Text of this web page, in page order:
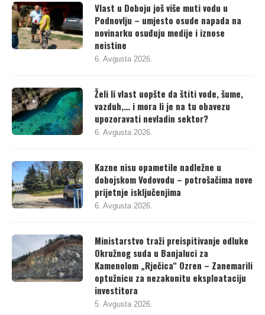
Vlast u Doboju još više muti vodu u
Podnovlju – umjesto osude napada na
novinarku osuđuju medije i iznose
neistine
6. Avgusta 2026.
Želi li vlast uopšte da štiti vode, šume,
vazduh,… i mora li je na tu obavezu
upozoravati nevladin sektor?
6. Avgusta 2026.
Kazne nisu opametile nadležne u
dobojskom Vodovodu – potrošačima nove
prijetnje isključenjima
6. Avgusta 2026.
Ministarstvo traži preispitivanje odluke
Okružnog suda u Banjaluci za
Kamenolom „Rječica“ Ozren – Zanemarili
optužnicu za nezakonitu eksploataciju
investitora
5. Avgusta 2026.